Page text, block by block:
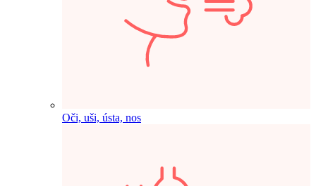
Oči, uši, ústa, nos